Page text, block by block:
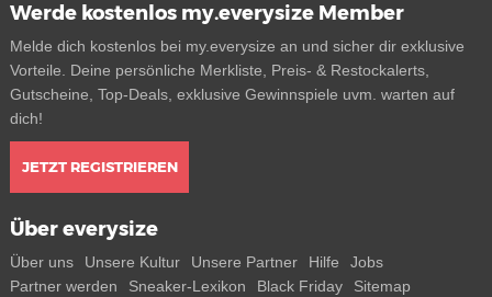
Werde kostenlos my.everysize Member
Melde dich kostenlos bei my.everysize an und sicher dir exklusive
Vorteile. Deine persönliche Merkliste, Preis- & Restockalerts,
Gutscheine, Top-Deals, exklusive Gewinnspiele uvm. warten auf
dich!
JETZT REGISTRIEREN
Über everysize
Über uns Unsere Kultur Unsere Partner Hilfe
Jobs
Partner werden
Sneaker-Lexikon Black Friday
Sitemap